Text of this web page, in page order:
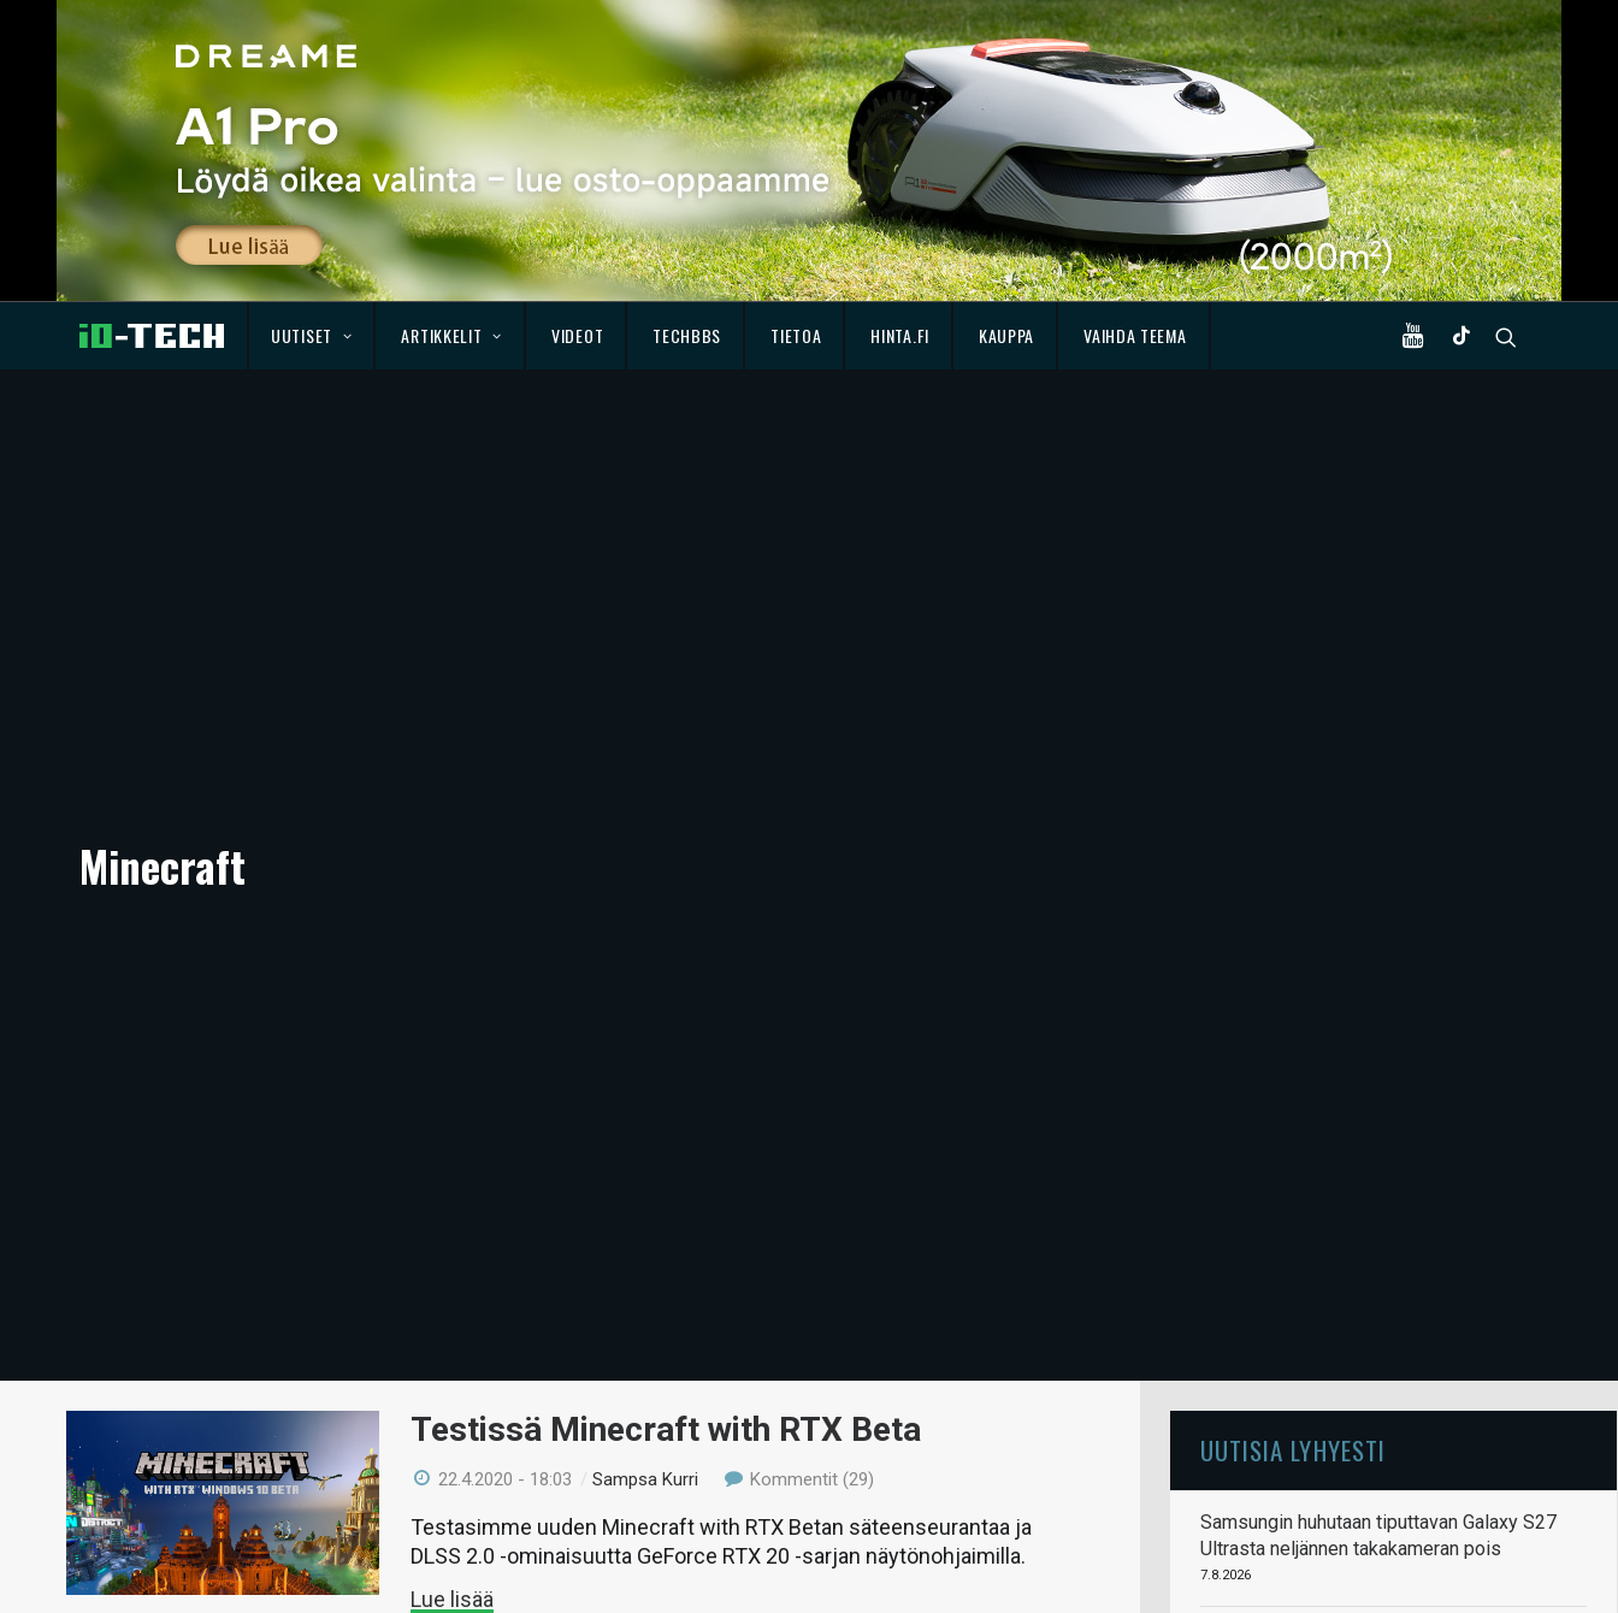
UUTISET ARTIKKELIT VIDEOT TECHBBS TIETOA HINTA.FI KAUPPA VAIHDA TEEMA
Minecraft
Testissä Minecraft with RTX Beta
22.4.2020 - 18:03 /Sampsa Kurri Kommentit (29)
Testasimme uuden Minecraft with RTX Betan säteenseurantaa ja
DLSS 2.0 -ominaisuutta GeForce RTX 20 -sarjan näytönohjaimilla.
Lue lisää
UUTISIA LYHYESTI
Samsungin huhutaan tiputtavan Galaxy S27
Ultrasta neljännen takakameran pois
7.8.2026